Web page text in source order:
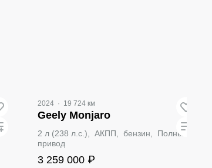
2024 · 19 724 км
Geely Monjaro
2 л (238 л.с.), АКПП, бензин, Полный
привод
3 259 000 ₽